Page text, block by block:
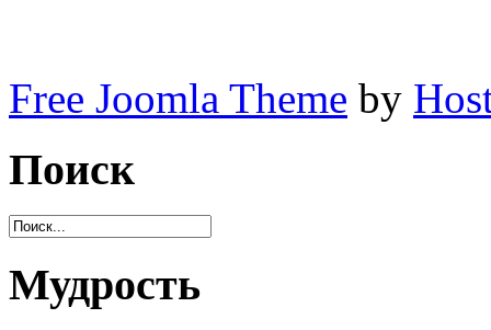
Free Joomla Theme by
Поиск
Мудрость